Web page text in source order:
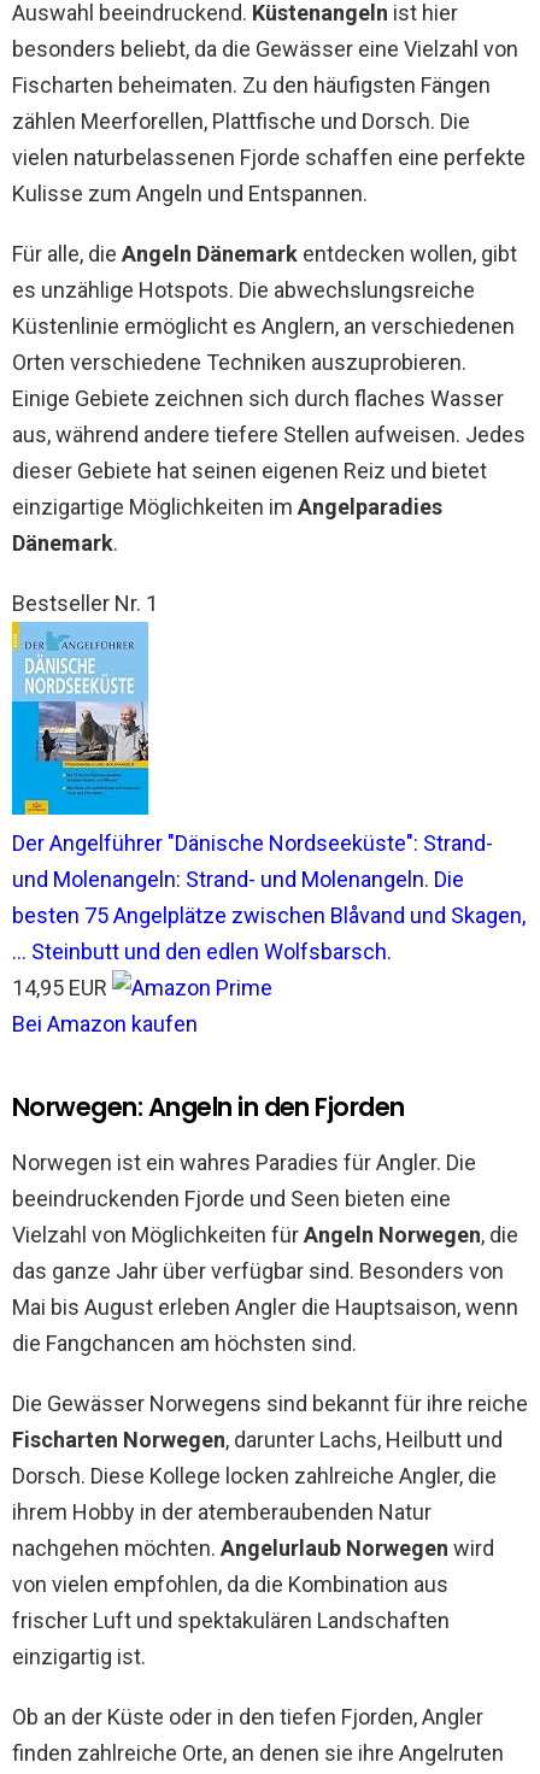
Auswahl beeindruckend. Küstenangeln ist hier
besonders beliebt, da die Gewässer eine Vielzahl von
Fischarten beheimaten. Zu den häufigsten Fängen
zählen Meerforellen, Plattfische und Dorsch. Die
vielen naturbelassenen Fjorde schaffen eine perfekte
Kulisse zum Angeln und Entspannen.
Für alle, die Angeln Dänemark entdecken wollen, gibt
es unzählige Hotspots. Die abwechslungsreiche
Küstenlinie ermöglicht es Anglern, an verschiedenen
Orten verschiedene Techniken auszuprobieren.
Einige Gebiete zeichnen sich durch flaches Wasser
aus, während andere tiefere Stellen aufweisen. Jedes
dieser Gebiete hat seinen eigenen Reiz und bietet
einzigartige Möglichkeiten im Angelparadies
Dänemark.
Bestseller Nr. 1
Der Angelführer "Dänische Nordseeküste": Strand-
und Molenangeln: Strand- und Molenangeln. Die
besten 75 Angelplätze zwischen Blåvand und Skagen,
... Steinbutt und den edlen Wolfsbarsch.
14,95 EUR
Bei Amazon kaufen
Norwegen: Angeln in den Fjorden
Norwegen ist ein wahres Paradies für Angler. Die
beeindruckenden Fjorde und Seen bieten eine
Vielzahl von Möglichkeiten fürAngeln Norwegen, die
das ganze Jahr über verfügbar sind. Besonders von
Mai bis August erleben Angler die Hauptsaison, wenn
die Fangchancen am höchsten sind.
Die Gewässer Norwegens sind bekannt für ihre reiche
Fischarten Norwegen, darunter Lachs, Heilbutt und
Dorsch. Diese Kollege locken zahlreiche Angler, die
ihrem Hobby in der atemberaubenden Natur
nachgehen möchten. Angelurlaub Norwegen wird
von vielen empfohlen, da die Kombination aus
frischer Luft und spektakulären Landschaften
einzigartig ist.
Ob an der Küste oder in den tiefen Fjorden, Angler
finden zahlreiche Orte, an denen sie ihre Angelruten